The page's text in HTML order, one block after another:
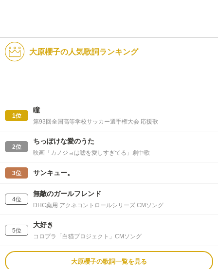
大原櫻子の人気歌詞ランキング
1位
瞳
第93回全国高等学校サッカー選手権大会 応援歌
2位
ちっぽけな愛のうた
映画「カノジョは嘘を愛しすぎてる」劇中歌
3位 サンキュー。
4位
無敵のガールフレンド
DHC薬用 アクネコントロールシリーズ CMソング
5位
大好き
コロプラ「白猫プロジェクト」CMソング
大原櫻子の歌詞一覧を見る